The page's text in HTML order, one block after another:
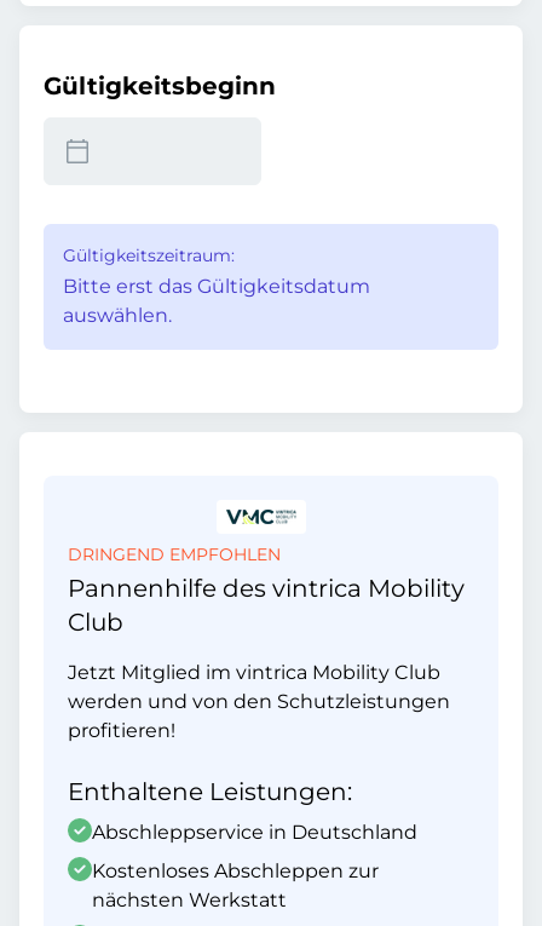
Gültigkeitsbeginn
Gültigkeitszeitraum:
Bitte erst das Gültigkeitsdatum
auswählen.
DRINGEND EMPFOHLEN
Pannenhilfe des vintrica Mobility
Club
Jetzt Mitglied im vintrica Mobility Club
werden und von den Schutzleistungen
profitieren!
Enthaltene Leistungen:
Abschleppservice in Deutschland
Kostenloses Abschleppen zur
nächsten Werkstatt